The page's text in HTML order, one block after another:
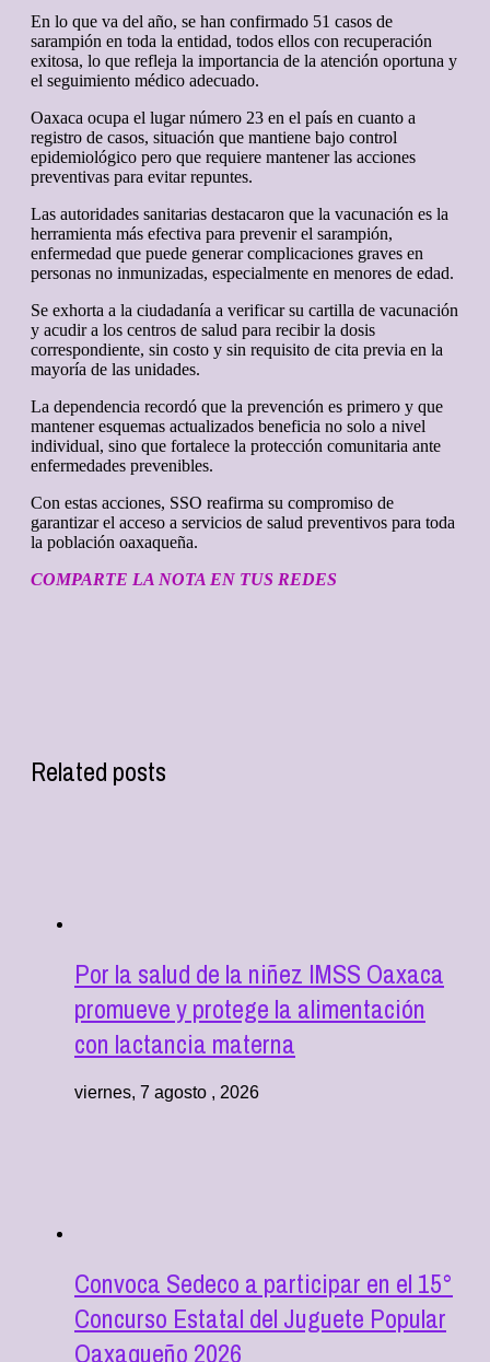
En lo que va del año, se han confirmado 51 casos de
sarampión en toda la entidad, todos ellos con recuperación
exitosa, lo que refleja la importancia de la atención oportuna y
el seguimiento médico adecuado.
Oaxaca ocupa el lugar número 23 en el país en cuanto a
registro de casos, situación que mantiene bajo control
epidemiológico pero que requiere mantener las acciones
preventivas para evitar repuntes.
Las autoridades sanitarias destacaron que la vacunación es la
herramienta más efectiva para prevenir el sarampión,
enfermedad que puede generar complicaciones graves en
personas no inmunizadas, especialmente en menores de edad.
Se exhorta a la ciudadanía a verificar su cartilla de vacunación
y acudir a los centros de salud para recibir la dosis
correspondiente, sin costo y sin requisito de cita previa en la
mayoría de las unidades.
La dependencia recordó que la prevención es primero y que
mantener esquemas actualizados beneficia no solo a nivel
individual, sino que fortalece la protección comunitaria ante
enfermedades prevenibles.
Con estas acciones, SSO reafirma su compromiso de
garantizar el acceso a servicios de salud preventivos para toda
la población oaxaqueña.
COMPARTE LA NOTA EN TUS REDES
Related posts
Por la salud de la niñez IMSS Oaxaca
promueve y protege la alimentación
con lactancia materna
viernes, 7 agosto , 2026
Convoca Sedeco a participar en el 15°
Concurso Estatal del Juguete Popular
Oaxaqueño 2026